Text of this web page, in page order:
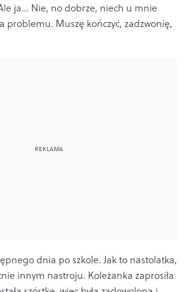
ja… Nie, no dobrze, niech u mnie
problemu. Muszę kończyć, zadzwonię,
dnia po szkole. Jak to nastolatka,
innym nastroju. Koleżanka zaprosiła